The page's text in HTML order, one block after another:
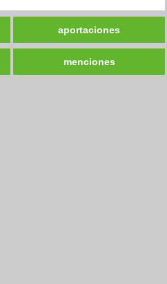
aportaciones
menciones